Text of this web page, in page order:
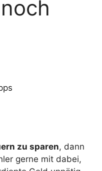
zu sparen, dann
gerne mit dabei,